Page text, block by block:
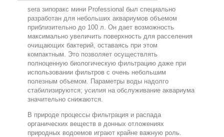
sera зипоракс мини Professional был специально
разработан для небольших аквариумов объемом
приблизительно до 100 л. Он дает возможность
максимально увеличить поверхность для расселения
очищающих бактерий, оставаясь при этом
компактным. Это позволяет осуществлять
полноценную биологическую фильтрацию даже при
использовании фильтров с очень небольшим
полезным объемом. Параметры воды надолго
стабилизируются; усилия на обслуживание аквариума
значительно снижаются.
В природе процессы фильтрация и распада
органических веществ в донных отложениях
природных водоемов играют крайне важную роль.